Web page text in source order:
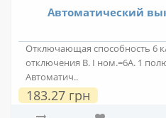
Автоматический
Отключающая способность 6
отключения В. I ном.=6А. 1
Автоматич..
183.27 грн